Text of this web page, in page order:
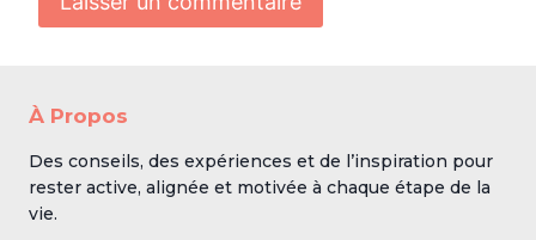
À Propos
Des conseils, des expériences et de l’inspiration pour
rester active, alignée et motivée à chaque étape de la
vie.